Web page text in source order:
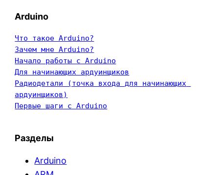
Arduino
Что такое Arduino?
Зачем мне Arduino?
Начало работы с Arduino
Для начинающих ардуинщиков
Радиодетали (точка входа для начинающих
ардуинщиков)
Первые шаги с Arduino
Разделы
Arduino